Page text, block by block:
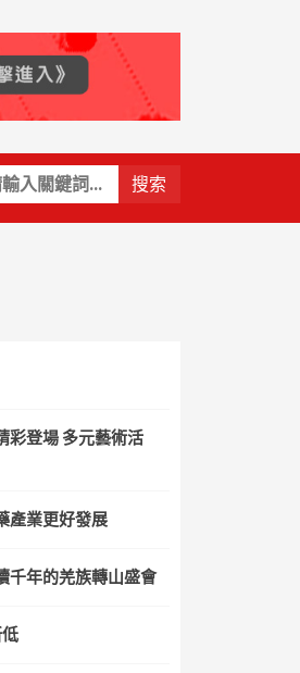
彩登場 多元藝術活
產業更好發展
千年的羌族轉山盛會